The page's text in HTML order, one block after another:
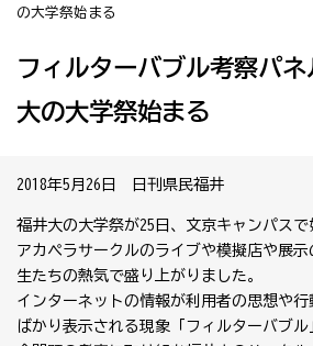
の大学祭始まる
フィルターバブル考察パ
大の大学祭始まる
2018年5月26日 日刊県民福井
福井大の大学祭が25日、文京キャンパス
アカペラサークルのライブや模擬店や展
生たちの熱気で盛り上がりました。
インターネットの情報が利用者の思想や
ばかり表示される現象「フィルターバブ